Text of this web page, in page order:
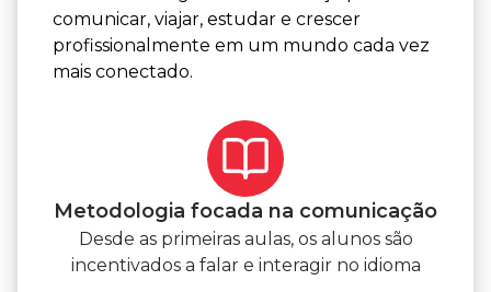
comunicar, viajar, estudar e crescer
profissionalmente em um mundo cada vez
mais conectado.
Metodologia focada na comunicação
Desde as primeiras aulas, os alunos são
incentivados a falar e interagir no idioma